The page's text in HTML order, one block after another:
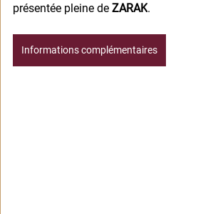
présentée pleine de ZARAK.
Informations complémentaires